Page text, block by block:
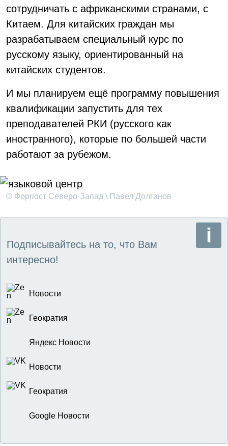
сотрудничать с африканскими странами, с
Китаем. Для китайских граждан мы
разрабатываем специальный курс по
русскому языку, ориентированный на
китайских студентов.
И мы планируем ещё программу повышения
квалификации запустить для тех
преподавателей РКИ (русского как
иностранного), которые по большей части
работают за рубежом.
© Форпост Северо-Запад \ Павел Долганов
Подписывайтесь на то, что Вам
интересно!
Новости
Геократия
Яндекс Новости
Новости
Геократия
Google Новости